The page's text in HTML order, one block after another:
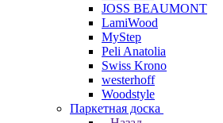
JOSS BEAUMONT
LamiWood
MyStep
Peli Anatolia
Swiss Krono
westerhoff
Woodstyle
Паркетная доска